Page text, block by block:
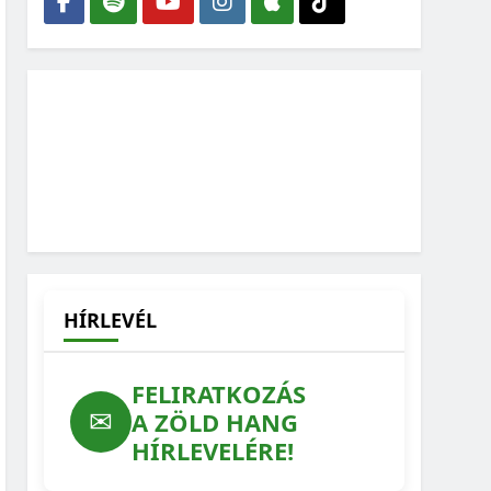
HÍRLEVÉL
✉
FELIRATKOZÁS
A ZÖLD HANG
HÍRLEVELÉRE!